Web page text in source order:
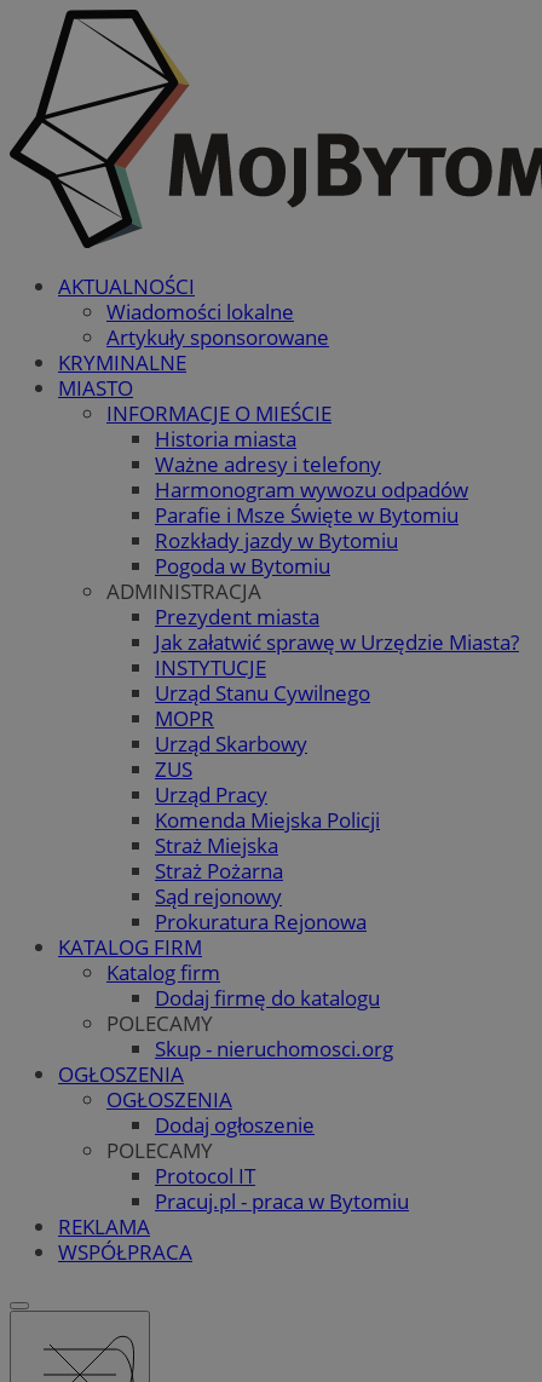
AKTUALNOŚCI
Wiadomości lokalne
Artykuły sponsorowane
KRYMINALNE
MIASTO
INFORMACJE O MIEŚCIE
Historia miasta
Ważne adresy i telefony
Harmonogram wywozu odpadów
Parafie i Msze Święte w Bytomiu
Rozkłady jazdy w Bytomiu
Pogoda w Bytomiu
ADMINISTRACJA
Prezydent miasta
Jak załatwić sprawę w Urzędzie Miasta?
INSTYTUCJE
Urząd Stanu Cywilnego
MOPR
Urząd Skarbowy
ZUS
Urząd Pracy
Komenda Miejska Policji
Straż Miejska
Straż Pożarna
Sąd rejonowy
Prokuratura Rejonowa
KATALOG FIRM
Katalog firm
Dodaj firmę do katalogu
POLECAMY
Skup - nieruchomosci.org
OGŁOSZENIA
OGŁOSZENIA
Dodaj ogłoszenie
POLECAMY
Protocol IT
Pracuj.pl - praca w Bytomiu
REKLAMA
WSPÓŁPRACA